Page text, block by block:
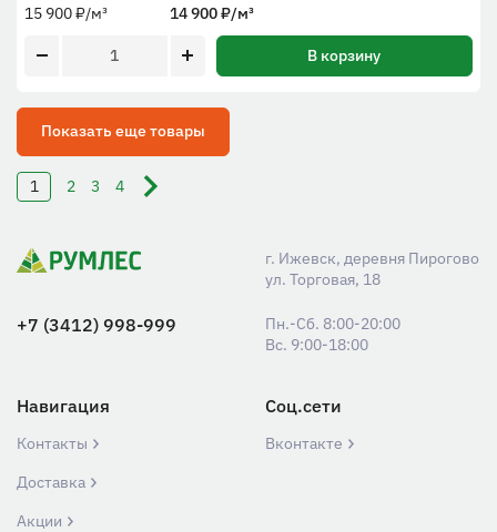
15 900₽/м³ 14 900₽/м³
В корзину
Показать еще товары
1 2 3 4
г. Ижевск, деревня Пирогово
ул. Торговая, 18
+7 (3412) 998-999
Пн.-Сб. 8:00-20:00
Вс. 9:00-18:00
Навигация
Контакты
Доставка
Акции
Соц.сети
Вконтакте